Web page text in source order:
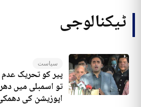
ٹیکنالوجی
سیاست
پیر کو تحریک
تو اسمبلی میں
اپوزیشن کی